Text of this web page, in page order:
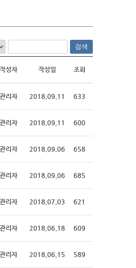
검색
작성자 작성일 조회
관리자 2018.09.11 633
관리자 2018.09.11 600
관리자 2018.09.06 658
관리자 2018.09.06 685
관리자 2018.07.03 621
관리자 2018.06.18 609
관리자 2018.06.15 589